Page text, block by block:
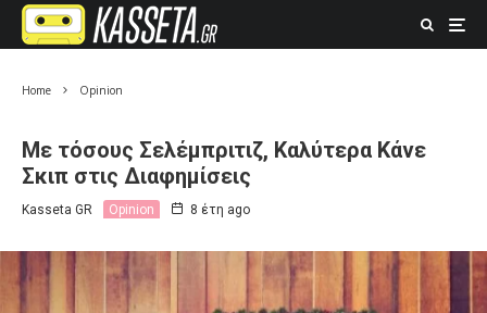
Home Opinion
Με τόσους Σελέμπριτιζ, Καλύτερα Κάνε
Σκιπ στις Διαφημίσεις
Kasseta GR Opinion 8 έτη ago